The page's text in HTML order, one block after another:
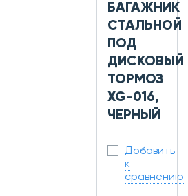
БАГАЖНИК
СТАЛЬНОЙ
ПОД
ДИСКОВЫЙ
ТОРМОЗ
XG-016,
ЧЕРНЫЙ
Добавить
к
сравнению